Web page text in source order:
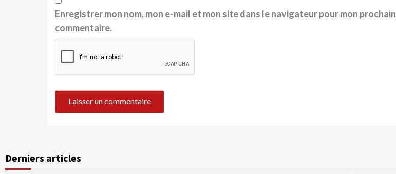
Enregistrer mon nom, mon e-mail et mon site dans le navigateur pour mon prochain
commentaire.
Derniers articles